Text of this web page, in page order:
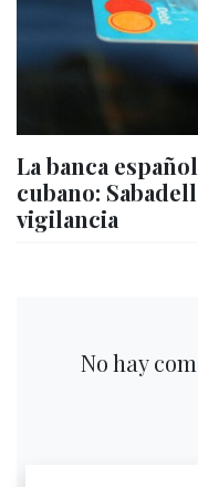
La banca
cubano:
vigilancia
No hay